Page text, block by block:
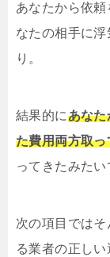
あなたから依
なたの相手に
り。
結果的にあなた
た費用両方取
ってきたみた
次の項目では
る業者の正し